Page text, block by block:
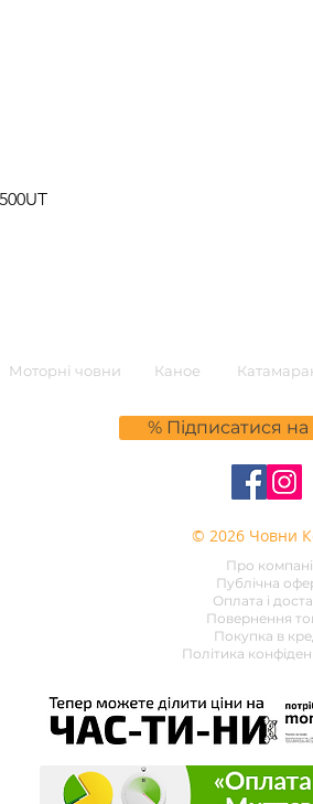
Моторні човни Каное
% Підписатися
© 2026 Човни
Про
Публічна
Оплата і
Повернення
Покупка в
Політика